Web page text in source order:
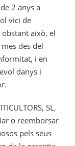
2 anys a
vici de
això, el
des del
i en
danys i
SL,
o reemborsar
pels seus